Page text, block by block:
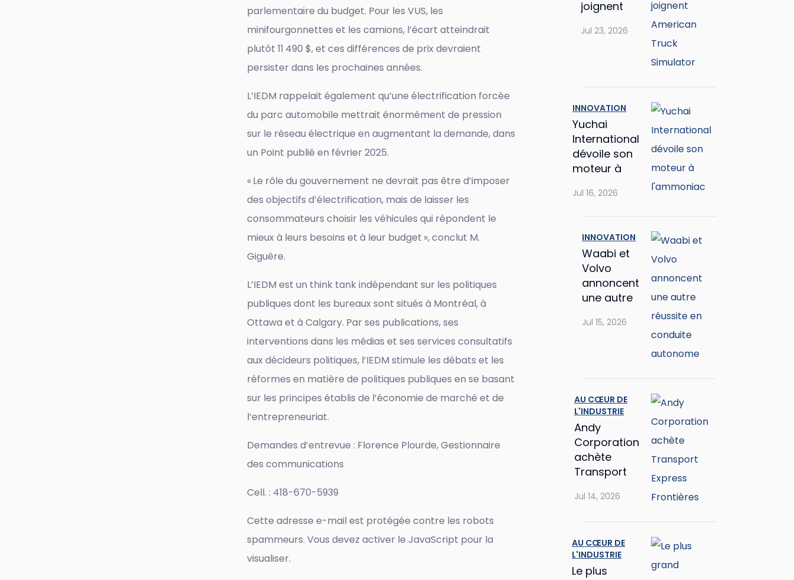
parlementaire du budget. Pour les VUS, les
minifourgonnettes et les camions, l’écart atteindrait
plutôt 11 490 $, et ces différences de prix devraient
persister dans les prochaines années.
L’IEDM rappelait également qu’une électrification forcée
du parc automobile mettrait énormément de pression
sur le réseau électrique en augmentant la demande, dans
un Point publié en février 2025.
« Le rôle du gouvernement ne devrait pas être d’imposer
des objectifs d’électrification, mais de laisser les
consommateurs choisir les véhicules qui répondent le
mieux à leurs besoins et à leur budget », conclut M.
Giguère.
L’IEDM est un think tank indépendant sur les politiques
publiques dont les bureaux sont situés à Montréal, à
Ottawa et à Calgary. Par ses publications, ses
interventions dans les médias et ses services consultatifs
aux décideurs politiques, l’IEDM stimule les débats et les
réformes en matière de politiques publiques en se basant
sur les principes établis de l’économie de marché et de
l’entrepreneuriat.
Demandes d’entrevue : Florence Plourde, Gestionnaire
des communications
Cell. : 418-670-5939
Cette adresse e-mail est protégée contre les robots
spammeurs. Vous devez activer le JavaScript pour la
visualiser.
joignent
Truck
Jul 23, 2026
INNOVATION
Yuchai
International
dévoile son
moteur à
Jul 16, 2026
INNOVATION
Waabi et
Volvo
annoncent
une autre
en
Jul 15, 2026
AU CŒUR DE
L'INDUSTRIE
Andy
Corporation
achète
Transport
Frontières
Jul 14, 2026
AU CŒUR DE
L'INDUSTRIE
Le plus